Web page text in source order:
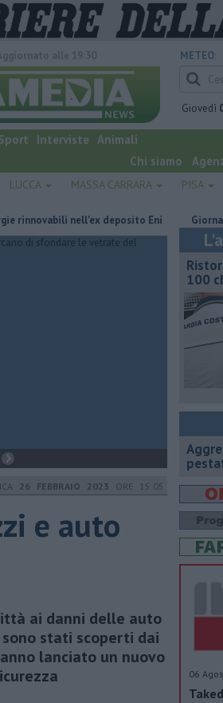
METEO:
Giovedì
Interviste Animali
Chi siamo
LUCCA MASSA CARRARA PISA
nell'ex deposito Eni Giornalismo
26 FEBBRAIO 2023 ORE 15:05
e auto
ai danni delle auto
stati scoperti dai
lanciato un nuovo
100
06